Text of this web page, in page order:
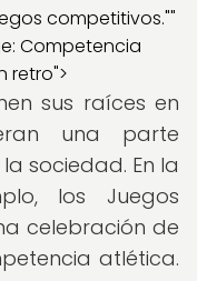
competitivos.""
Competencia
retro">
sus raíces en
una parte
sociedad. En la
los Juegos
celebración de
atlética.